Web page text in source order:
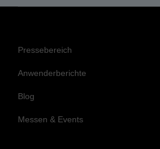
Pressebereich
Anwenderberichte
Blog
Messen & Events